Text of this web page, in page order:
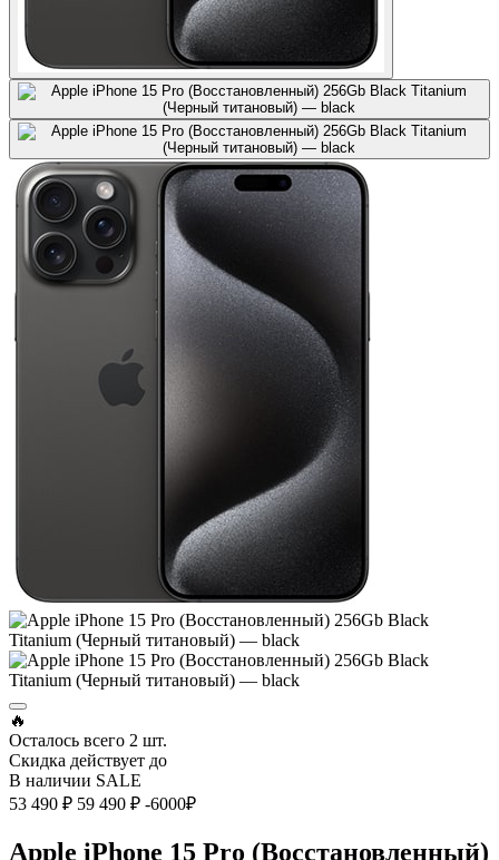
🔥
Осталось всего 2 шт.
Скидка действует до
В наличии SALE
53 490 ₽ 59 490 ₽ -6000₽
Apple iPhone 15 Pro (Восстановленный)